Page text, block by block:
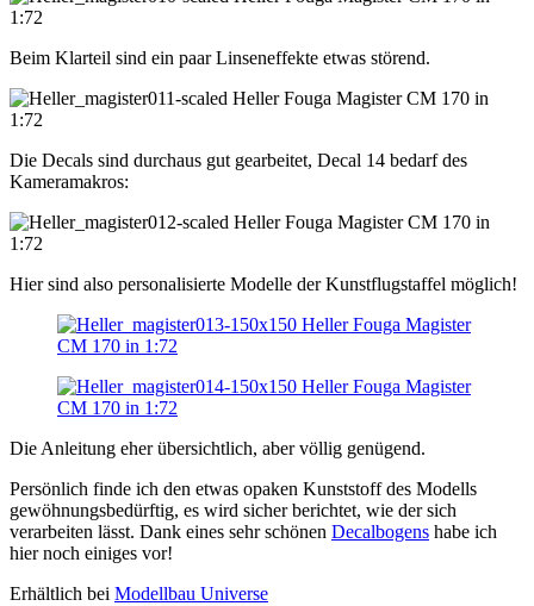
Beim Klarteil sind ein paar Linseneffekte etwas störend.
Die Decals sind durchaus gut gearbeitet, Decal 14 bedarf des
Kameramakros:
Hier sind also personalisierte Modelle der Kunstflugstaffel möglich!
Die Anleitung eher übersichtlich, aber völlig genügend.
Persönlich finde ich den etwas opaken Kunststoff des Modells
gewöhnungsbedürftig, es wird sicher berichtet, wie der sich
verarbeiten lässt. Dank eines sehr schönen Decalbogens habe ich
hier noch einiges vor!
Erhältlich bei Modellbau Universe